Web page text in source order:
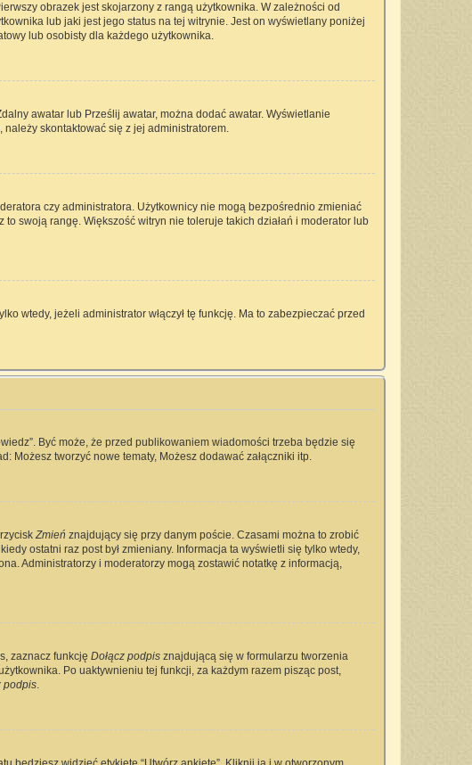
obrazek jest skojarzony z rangą użytkownika. W zależności od
lub jaki jest jego status na tej witrynie. Jest on wyświetlany poniżej
lub osobisty dla każdego użytkownika.
awatar lub Prześlij awatar, można dodać awatar. Wyświetlanie
skontaktować się z jej administratorem.
czy administratora. Użytkownicy nie mogą bezpośrednio zmieniać
swoją rangę. Większość witryn nie toleruje takich działań i moderator lub
wtedy, jeżeli administrator włączył tę funkcję. Ma to zabezpieczać przed
Być może, że przed publikowaniem wiadomości trzeba będzie się
Możesz tworzyć nowe tematy, Możesz dodawać załączniki itp.
Zmień znajdujący się przy danym poście. Czasami można to zrobić
ostatni raz post był zmieniany. Informacja ta wyświetli się tylko wtedy,
Administratorzy i moderatorzy mogą zostawić notatkę z informacją,
zaznacz funkcję Dołącz podpis znajdującą się w formularzu tworzenia
Po uaktywnieniu tej funkcji, za każdym razem pisząc post,
podpis.